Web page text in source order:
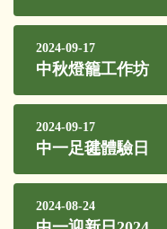
2024-09-17
中秋燈籠工作坊
2024-09-17
中一足毽體驗日
2024-08-24